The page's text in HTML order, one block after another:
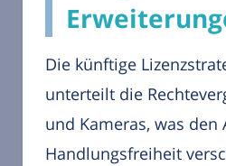
Die künftige
unterteilt die
und Kameras, was
Handlungsfreiheit